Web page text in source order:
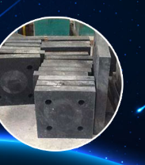
网架钢铰支座